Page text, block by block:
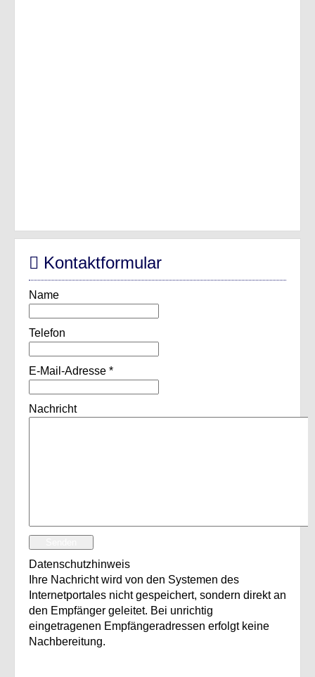
Kontaktformular
Name
Telefon
E-Mail-Adresse *
Nachricht
Datenschutzhinweis
Ihre Nachricht wird von den Systemen des
Internetportales nicht gespeichert, sondern direkt an
den Empfänger geleitet. Bei unrichtig
eingetragenen Empfängeradressen erfolgt keine
Nachbereitung.